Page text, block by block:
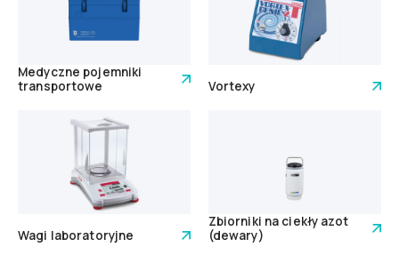
Medyczne pojemniki
transportowe
Vortexy
Wagi laboratoryjne
Zbiorniki na ciekły azot
(dewary)